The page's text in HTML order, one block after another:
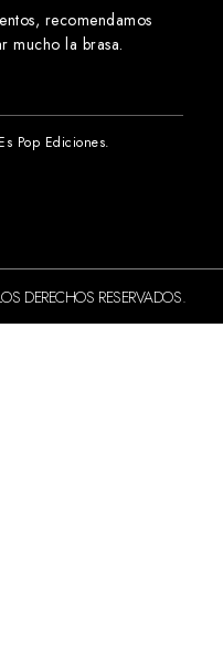
recomendamos
mucho la brasa.
Pop Ediciones.
DERECHOS RESERVADOS.